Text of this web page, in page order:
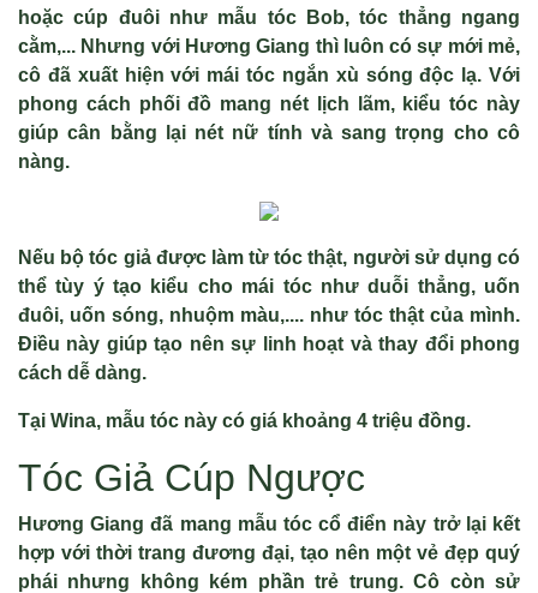
hoặc cúp đuôi như mẫu tóc Bob, tóc thẳng ngang
cằm,... Nhưng với Hương Giang thì luôn có sự mới mẻ,
cô đã xuất hiện với mái tóc ngắn xù sóng độc lạ. Với
phong cách phối đồ mang nét lịch lãm, kiểu tóc này
giúp cân bằng lại nét nữ tính và sang trọng cho cô
nàng.
Nếu bộ tóc giả được làm từ tóc thật, người sử dụng có
thể tùy ý tạo kiểu cho mái tóc như duỗi thẳng, uốn
đuôi, uốn sóng, nhuộm màu,.... như tóc thật của mình.
Điều này giúp tạo nên sự linh hoạt và thay đổi phong
cách dễ dàng.
Tại Wina, mẫu tóc này có giá khoảng 4 triệu đồng.
Tóc Giả Cúp Ngược
Hương Giang đã mang mẫu tóc cổ điển này trở lại kết
hợp với thời trang đương đại, tạo nên một vẻ đẹp quý
phái nhưng không kém phần trẻ trung. Cô còn sử